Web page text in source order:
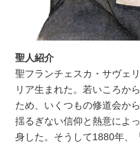
聖人紹介
聖フランチェスカ・サヴェ
リア生まれた。若いころか
ため、いくつもの修道会か
揺るぎない信仰と熱意によ
身した。そうして1880年、